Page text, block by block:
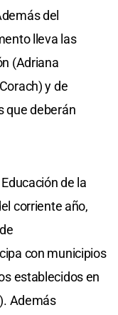
del
lleva las
(Adriana
y de
que deberán
de la
corriente año,
con municipios
establecidos en
Además